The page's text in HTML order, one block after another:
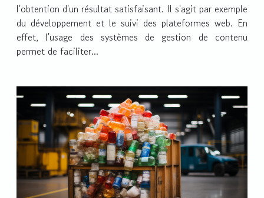
l'obtention d'un résultat satisfaisant. Il s'agit par exemple
du développement et le suivi des plateformes web. En
effet, l'usage des systèmes de gestion de contenu
permet de faciliter...